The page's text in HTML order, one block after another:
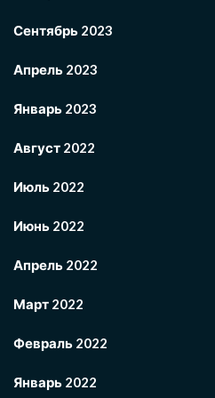
Сентябрь 2023
Апрель 2023
Январь 2023
Август 2022
Июль 2022
Июнь 2022
Апрель 2022
Март 2022
Февраль 2022
Январь 2022